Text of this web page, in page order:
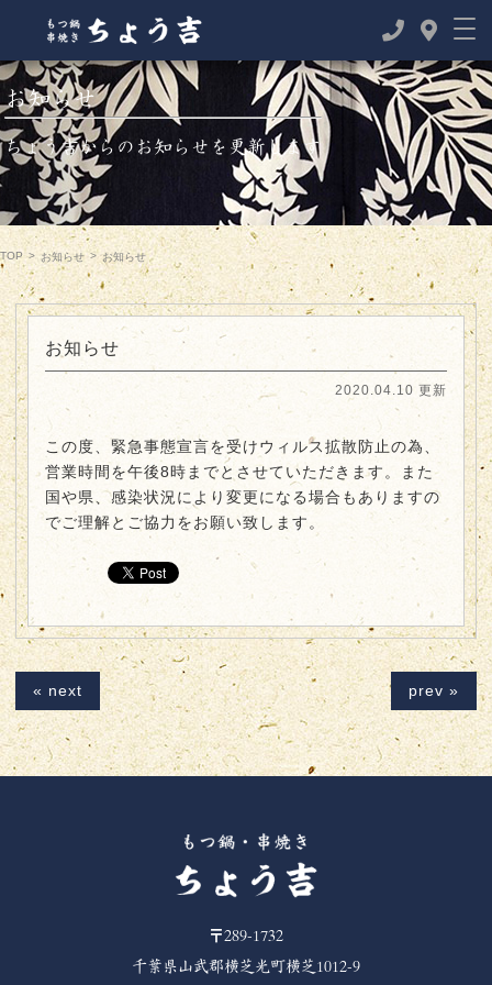
お知らせ
ちょう吉からのお知らせを更新します
TOP > お知らせ > お知らせ
お知らせ
2020.04.10 更新
この度、緊急事態宣言を受けウィルス拡散防止の為、
営業時間を午後8時までとさせていただきます。また
国や県、感染状況により変更になる場合もありますの
でご理解とご協力をお願い致します。
« next prev »
〒289-1732
千葉県山武郡横芝光町横芝1012-9